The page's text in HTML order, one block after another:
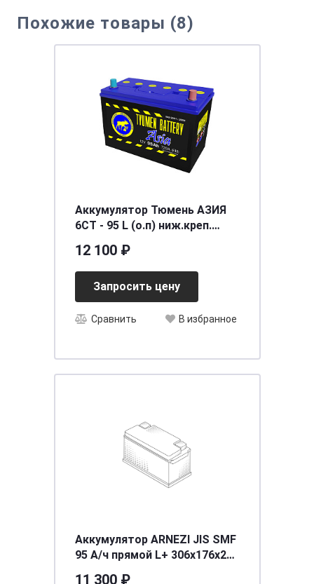
Похожие товары (8)
Аккумулятор Тюмень АЗИЯ
6СТ - 95 L (о.п) ниж.креп.
12 100 ₽
Запросить цену
Сравнить В избранное
Аккумулятор ARNEZI JIS SMF
95 А/ч прямой L+ 306x176x225
11 300 ₽